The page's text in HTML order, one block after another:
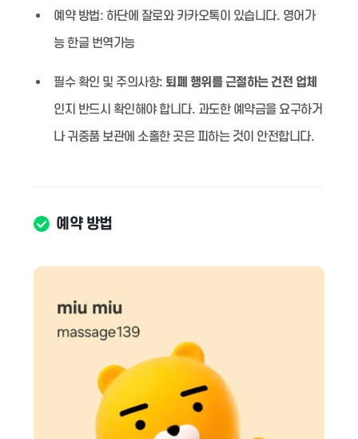
예약 방법: 하단에 잘로와 카카오톡이 있습니다. 영어가
능 한글 번역가능
필수 확인 및 주의사항: 퇴폐 행위를 근절하는 건전 업체
인지 반드시 확인해야 합니다. 과도한 예약금을 요구하거
나 귀중품 보관에 소홀한 곳은 피하는 것이 안전합니다.
예약 방법